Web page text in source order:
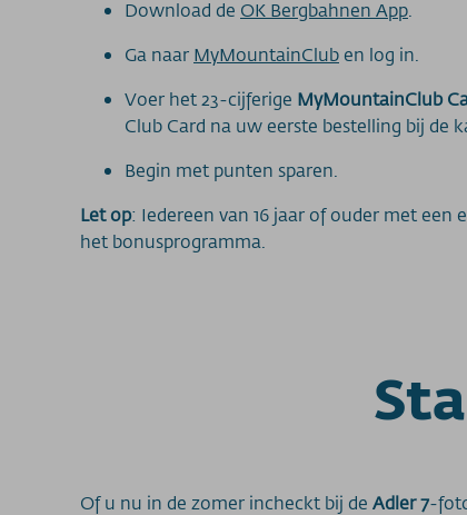
Download de OK Bergbahnen App
Ga naar MyMountainClub en log in.
Voer het 23-cijferige MyMountainClub
Club Card na uw eerste bestelling bij de
Begin met punten sparen.
Let op: Iedereen van 16 jaar of ouder met een
het bonusprogramma.
Of u nu in de zomer incheckt bij de Adler 7-